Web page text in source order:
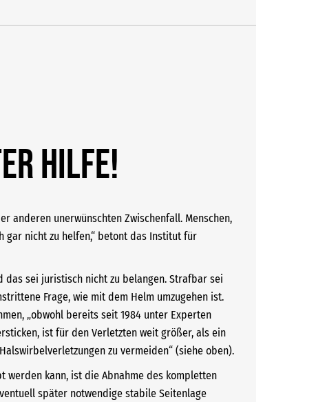
Hilfe!
anderen unerwünschten Zwischenfall. Menschen,
gar nicht zu helfen,“ betont das Institut für
das sei juristisch nicht zu belangen. Strafbar sei
Frage, wie mit dem Helm umzugehen ist.
„obwohl bereits seit 1984 unter Experten
ist für den Verletzten weit größer, als ein
zu vermeiden“ (siehe oben).
werden kann, ist die Abnahme des kompletten
später notwendige stabile Seitenlage